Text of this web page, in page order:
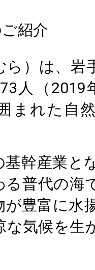
紹介
ら）は、岩
人（2019
まれた自
基幹産業と
る普代の海
が豊富に水
な気候を生